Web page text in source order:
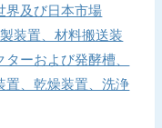
界及び日本市場
装置、材料搬送装
ーおよび発酵槽、
置、乾燥装置、洗浄